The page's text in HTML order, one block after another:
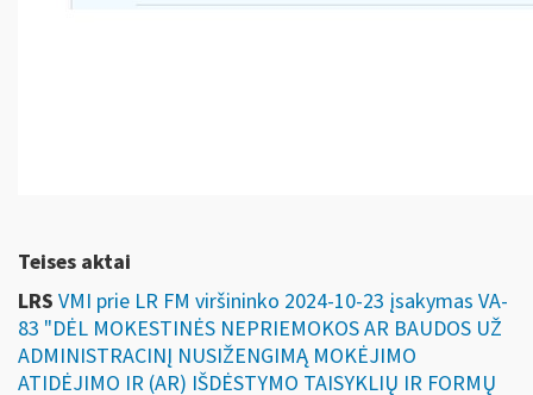
Teises aktai
LRS VMI prie LR FM viršininko 2024-10-23 įsakymas VA-
83 "DĖL MOKESTINĖS NEPRIEMOKOS AR BAUDOS UŽ
ADMINISTRACINĮ NUSIŽENGIMĄ MOKĖJIMO
ATIDĖJIMO IR (AR) IŠDĖSTYMO TAISYKLIŲ IR FORMŲ